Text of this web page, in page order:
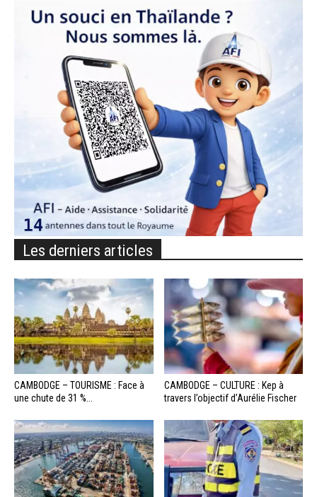
Les derniers articles
CAMBODGE – TOURISME : Face à
une chute de 31 %...
CAMBODGE – CULTURE : Kep à
travers l’objectif d’Aurélie Fischer